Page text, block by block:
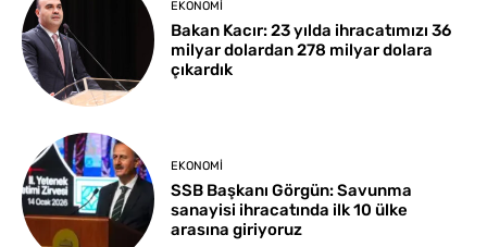
EKONOMI
Bakan Kacır: 23 yılda ihracatımızı 36
milyar dolardan 278 milyar dolara
çıkardık
EKONOMI
SSB Başkanı Görgün: Savunma
sanayisi ihracatında ilk 10 ülke
arasına giriyoruz